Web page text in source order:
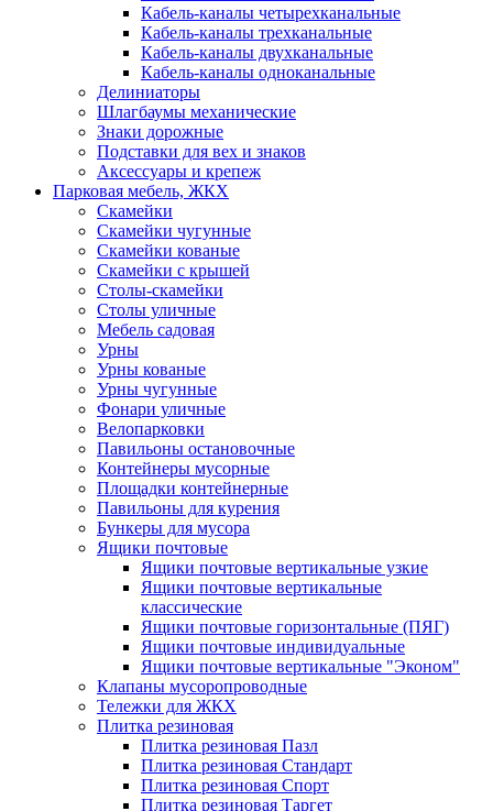
Кабель-каналы четырехканальные
Кабель-каналы трехканальные
Кабель-каналы двухканальные
Кабель-каналы одноканальные
Делиниаторы
Шлагбаумы механические
Знаки дорожные
Подставки для вех и знаков
Аксессуары и крепеж
Парковая мебель, ЖКХ
Скамейки
Скамейки чугунные
Скамейки кованые
Скамейки с крышей
Столы-скамейки
Столы уличные
Мебель садовая
Урны
Урны кованые
Урны чугунные
Фонари уличные
Велопарковки
Павильоны остановочные
Контейнеры мусорные
Площадки контейнерные
Павильоны для курения
Бункеры для мусора
Ящики почтовые
Ящики почтовые вертикальные узкие
Ящики почтовые вертикальные
классические
Ящики почтовые горизонтальные (ПЯГ)
Ящики почтовые индивидуальные
Ящики почтовые вертикальные "Эконом"
Клапаны мусоропроводные
Тележки для ЖКХ
Плитка резиновая
Плитка резиновая Пазл
Плитка резиновая Стандарт
Плитка резиновая Спорт
Плитка резиновая Таргет